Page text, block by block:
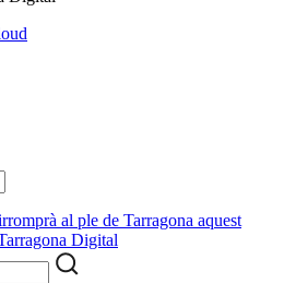
al ple de Tarragona aquest
Digital